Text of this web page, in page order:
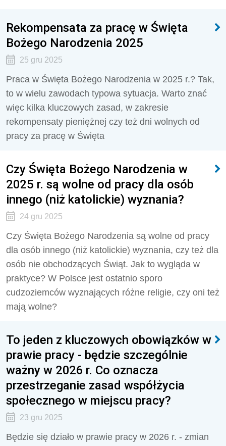
Rekompensata za pracę w Święta
Bożego Narodzenia 2025
25 gru 2025
Praca w Święta Bożego Narodzenia w 2025 r.? Tak,
to w wielu zawodach typowa sytuacja. Warto znać
więc kilka kluczowych zasad, w zakresie
rekompensaty pieniężnej czy też dni wolnych od
pracy za pracę w Święta
Czy Święta Bożego Narodzenia w
2025 r. są wolne od pracy dla osób
innego (niż katolickie) wyznania?
24 gru 2025
Czy Święta Bożego Narodzenia są wolne od pracy
dla osób innego (niż katolickie) wyznania, czy też dla
osób nie obchodzących Świąt. Jak to wygląda w
praktyce? W Polsce jest ostatnio sporo
cudzoziemców wyznających różne religie, czy oni też
mają wolne?
To jeden z kluczowych obowiązków w
prawie pracy - będzie szczególnie
ważny w 2026 r. Co oznacza
przestrzeganie zasad współżycia
społecznego w miejscu pracy?
23 gru 2025
Będzie się działo w prawie pracy w 2026 r. - zmian